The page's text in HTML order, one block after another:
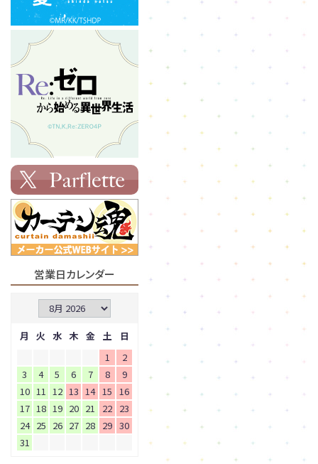
営業日カレンダー
月 火 水 木 金 土
日
1
2
3
4 5 6 7 8
9
10 11 12 13 14 15
16
17 18 19 20 21 22 23
24 25 26 27 28 29 30
31